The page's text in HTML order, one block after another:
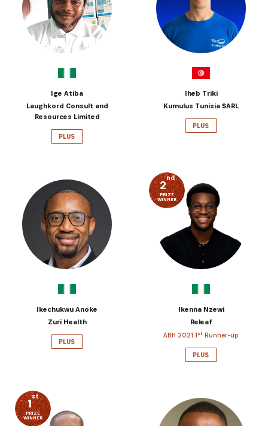
Ige Atiba
Laughkord Consult and
Resources Limited
PLUS
Iheb Triki
Kumulus Tunisia SARL
PLUS
Ikechukwu Anoke
Zuri Health
PLUS
2nd
PRIZE
WINNER
Ikenna Nzewi
Releaf
ABH 2021 1 st Runner-up
PLUS
1st
PRIZE
WINNER